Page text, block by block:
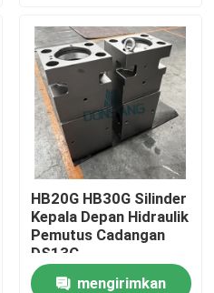
HB20G HB30G Silinder
Kepala Depan Hidraulik
Pemutus Cadangan
DS13C
mengirimkan